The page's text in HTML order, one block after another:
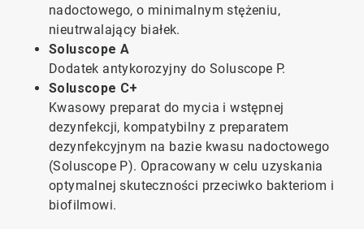
nadoctowego, o minimalnym stężeniu,
nieutrwalający białek.
Soluscope A
Dodatek antykorozyjny do Soluscope P.
Soluscope C+
Kwasowy preparat do mycia i wstępnej
dezynfekcji, kompatybilny z preparatem
dezynfekcyjnym na bazie kwasu nadoctowego
(Soluscope P). Opracowany w celu uzyskania
optymalnej skuteczności przeciwko bakteriom i
biofilmowi.